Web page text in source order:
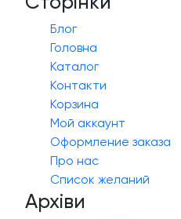
Блог
Головна
Каталог
Контакти
Корзина
Мой аккаунт
Оформление заказа
Про нас
Список желаний
Архіви